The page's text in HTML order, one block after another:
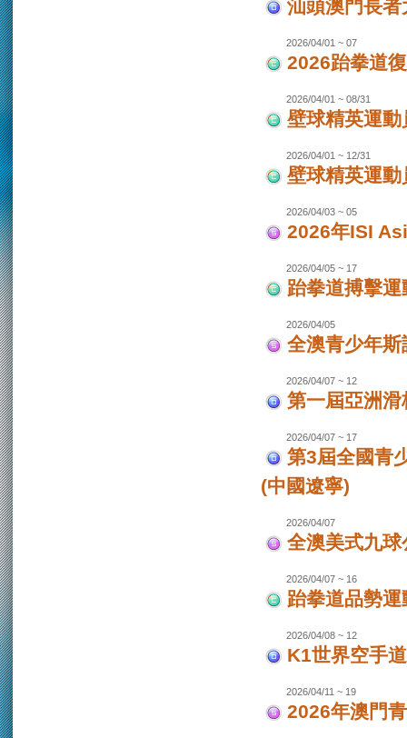
汕頭澳門長
2026/04/01 ~ 07
2026跆拳道
2026/04/01 ~ 08/31
壁球精英運
2026/04/01 ~ 12/31
壁球精英運
2026/04/03 ~ 05
2026年ISI
2026/04/05 ~ 17
跆拳道搏擊
2026/04/05
全澳青少年
2026/04/07 ~ 12
第一屆亞洲
2026/04/07 ~ 17
第3屆全國青
(中國遼寧)
2026/04/07
全澳美式九球
2026/04/07 ~ 16
跆拳道品勢
2026/04/08 ~ 12
K1世界空手
2026/04/11 ~ 19
2026年澳門